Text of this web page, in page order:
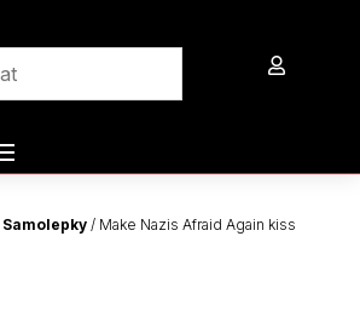

Samolepky/ Make Nazis Afraid Again kiss